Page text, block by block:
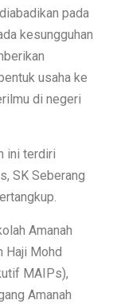
pada
kesungguhan
usaha ke
di negeri
ini terdiri
SK Seberang
Amanah
Haji Mohd
MAIPs),
Amanah